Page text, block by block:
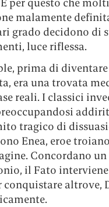
malamente
grado decidono di
luce riflessa.
prima di diventare
era una trovata
reali. I classici
tragico di
Enea, eroe
Concordano un
il Fato interviene
conquistare altrove,